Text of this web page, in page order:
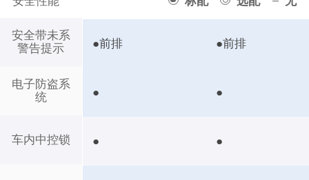
安全带未系
警告提示
电子防盗系
统
车内中控锁
●前排 ●前排
● ●
● ●